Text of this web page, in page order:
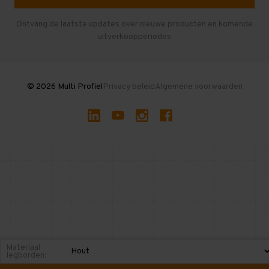
Gebruikte entresolvloeren
Ontvang de laatste updates over nieuwe producten en komende
uitverkoopperiodes
© 2026 Multi ProfielPrivacy beleidAlgemene voorwaarden
Materiaal
legborden: